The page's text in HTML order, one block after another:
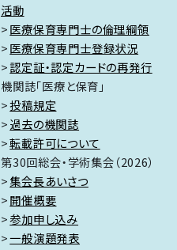
活動
医療保育専門士の倫理綱領
医療保育専門士登録状況
認定証・認定カードの再発行
機関誌「医療と保育」
投稿規定
過去の機関誌
転載許可について
第30回総会・学術集会（2026）
集会長あいさつ
開催概要
参加申し込み
一般演題発表